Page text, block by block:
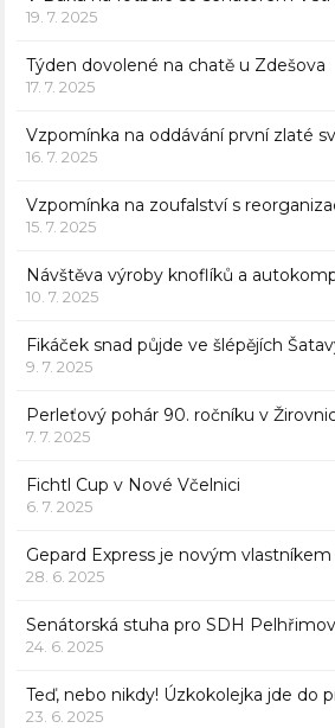
19. 7. 2025
Týden dovolené na chatě u Zdešova
17. 7. 2025
Vzpomínka na oddávání první zlaté
16. 7. 2025
Vzpomínka na zoufalství s
15. 7. 2025
Návštěva výroby knoflíků a
10. 7. 2025
Fikáček snad půjde ve šlépějích
9. 7. 2025
Perleťový pohár 90. ročníku v
7. 7. 2025
Fichtl Cup v Nové Včelnici
6. 7. 2025
Gepard Express je novým
28. 6. 2025
Senátorská stuha pro SDH
24. 6. 2025
Teď, nebo nikdy! Úzkokolejka jde do
23. 6. 2025